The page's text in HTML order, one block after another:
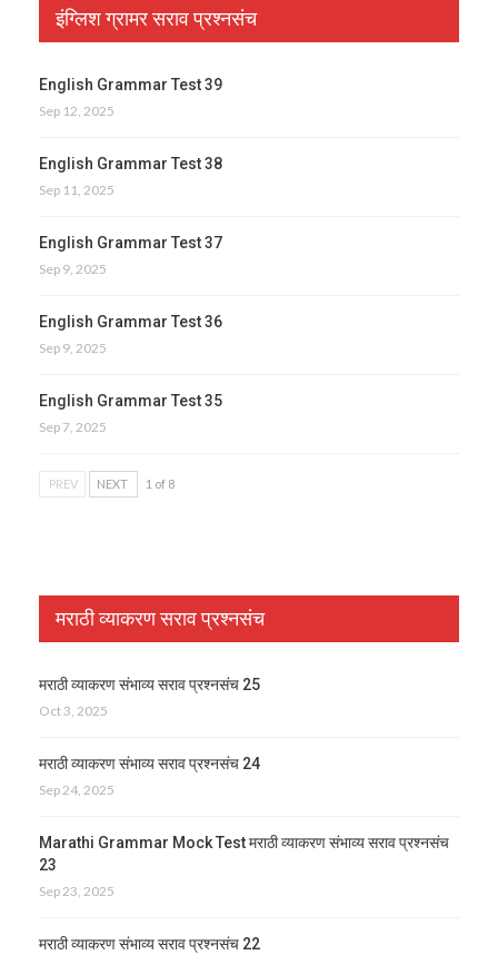
इंग्लिश ग्रामर सराव प्रश्नसंच
English Grammar Test 39
Sep 12, 2025
English Grammar Test 38
Sep 11, 2025
English Grammar Test 37
Sep 9, 2025
English Grammar Test 36
Sep 9, 2025
English Grammar Test 35
Sep 7, 2025
PREV NEXT 1 of 8
मराठी व्याकरण सराव प्रश्नसंच
मराठी व्याकरण संभाव्य सराव प्रश्नसंच 25
Oct 3, 2025
मराठी व्याकरण संभाव्य सराव प्रश्नसंच 24
Sep 24, 2025
Marathi Grammar Mock Test मराठी व्याकरण संभाव्य सराव प्रश्नसंच
23
Sep 23, 2025
मराठी व्याकरण संभाव्य सराव प्रश्नसंच 22